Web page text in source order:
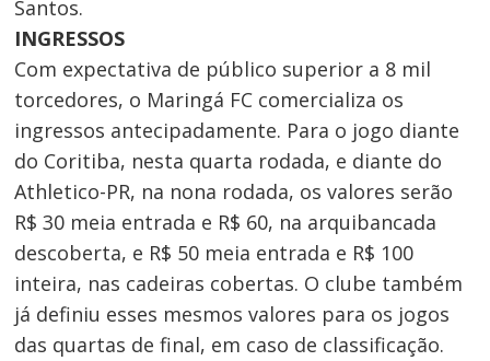
Santos.
INGRESSOS
Com expectativa de público superior a 8 mil
torcedores, o Maringá FC comercializa os
ingressos antecipadamente. Para o jogo diante
do Coritiba, nesta quarta rodada, e diante do
Athletico-PR, na nona rodada, os valores serão
R$ 30 meia entrada e R$ 60, na arquibancada
descoberta, e R$ 50 meia entrada e R$ 100
inteira, nas cadeiras cobertas. O clube também
já definiu esses mesmos valores para os jogos
das quartas de final, em caso de classificação.